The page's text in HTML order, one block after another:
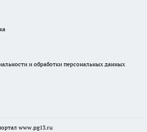
и обработки персональных данных
www.pg13.ru